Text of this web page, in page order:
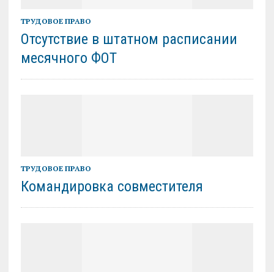
ТРУДОВОЕ ПРАВО
Отсутствие в штатном расписании
месячного ФОТ
ТРУДОВОЕ ПРАВО
Командировка совместителя